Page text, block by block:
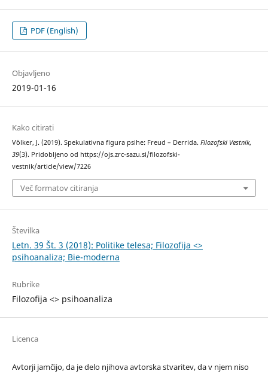
PDF (English)
Objavljeno
2019-01-16
Kako citirati
Völker, J. (2019). Spekulativna figura psihe: Freud – Derrida. Filozofski Vestnik,
39(3). Pridobljeno od https://ojs.zrc-sazu.si/filozofski-
vestnik/article/view/7226
Več formatov citiranja
Številka
Letn. 39 Št. 3 (2018): Politike telesa; Filozofija <>
psihoanaliza; Bie-moderna
Rubrike
Filozofija <> psihoanaliza
Licenca
Avtorji jamčijo, da je delo njihova avtorska stvaritev, da v njem niso